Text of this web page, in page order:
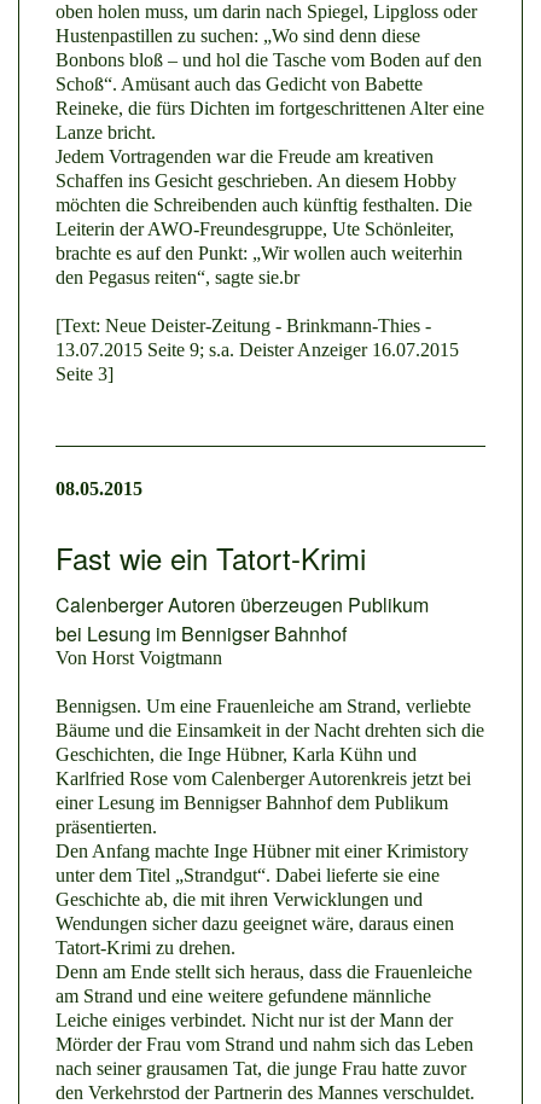
oben holen muss, um darin nach Spiegel, Lipgloss oder
Hustenpastillen zu suchen: „Wo sind denn diese
Bonbons bloß – und hol die Tasche vom Boden auf den
Schoß“. Amüsant auch das Gedicht von Babette
Reineke, die fürs Dichten im fortgeschrittenen Alter eine
Lanze bricht.
Jedem Vortragenden war die Freude am kreativen
Schaffen ins Gesicht geschrieben. An diesem Hobby
möchten die Schreibenden auch künftig festhalten. Die
Leiterin der AWO-Freundesgruppe, Ute Schönleiter,
brachte es auf den Punkt: „Wir wollen auch weiterhin
den Pegasus reiten“, sagte sie.br
[Text: Neue Deister-Zeitung - Brinkmann-Thies -
13.07.2015 Seite 9; s.a. Deister Anzeiger 16.07.2015
Seite 3]
08.05.2015
Fast wie ein Tatort-Krimi
Calenberger Autoren überzeugen Publikum
bei Lesung im Bennigser Bahnhof
Von Horst Voigtmann
Bennigsen. Um eine Frauenleiche am Strand, verliebte
Bäume und die Einsamkeit in der Nacht drehten sich die
Geschichten, die Inge Hübner, Karla Kühn und
Karlfried Rose vom Calenberger Autorenkreis jetzt bei
einer Lesung im Bennigser Bahnhof dem Publikum
präsentierten.
Den Anfang machte Inge Hübner mit einer Krimistory
unter dem Titel „Strandgut“. Dabei lieferte sie eine
Geschichte ab, die mit ihren Verwicklungen und
Wendungen sicher dazu geeignet wäre, daraus einen
Tatort-Krimi zu drehen.
Denn am Ende stellt sich heraus, dass die Frauenleiche
am Strand und eine weitere gefundene männliche
Leiche einiges verbindet. Nicht nur ist der Mann der
Mörder der Frau vom Strand und nahm sich das Leben
nach seiner grausamen Tat, die junge Frau hatte zuvor
den Verkehrstod der Partnerin des Mannes verschuldet.